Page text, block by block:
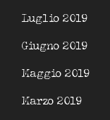
Luglio 2019
Giugno 2019
Maggio 2019
Marzo 2019